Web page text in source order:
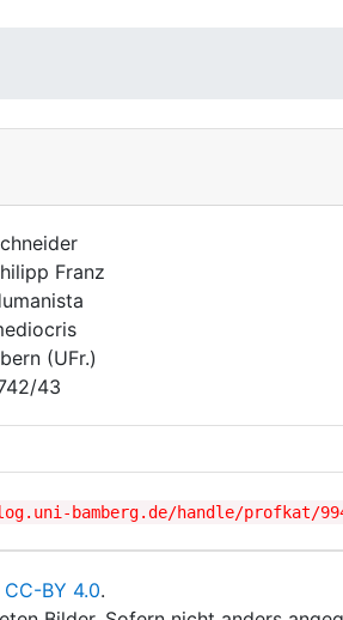
Franz
(UFr.)
43
bamberg.de/handle/profkat/
CC-BY 4.0.